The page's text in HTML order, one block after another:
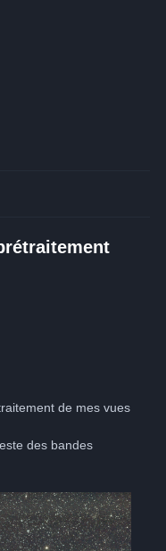
de mes vues
des bandes